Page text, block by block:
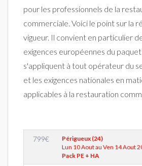
pour les professionnels de la
commerciale. Voici le point sur la
vigueur. Il convient en particulier
exigences européennes du
s'appliquent à tout opérateur du
et les exigences nationales en
applicables à la restauration
799€
Périgueux (24)
Lun 10 Aout au Ven 14 Aout
Pack PE + HA